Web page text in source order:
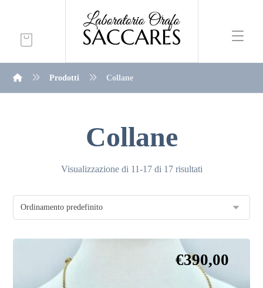
Prodotti Collane
Collane
Visualizzazione di 11-17 di 17 risultati
€390,00